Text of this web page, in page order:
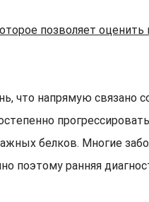
позволяет оценить
что напрямую
белков. Многие
поэтому ранняя